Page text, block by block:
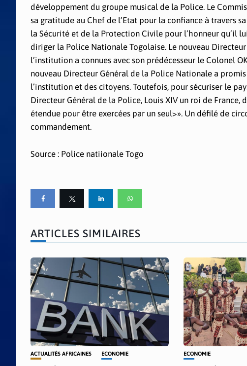
développement du groupe musical de la Police. Le
sa gratitude au Chef de l’Etat pour la confiance à travers
la Sécurité et de la Protection Civile pour l’honneur qu’il
diriger la Police Nationale Togolaise. Le nouveau
l’institution a connues avec son prédécesseur le Colonel
nouveau Directeur Général de la Police Nationale a
l’institution et des citoyens. Toutefois, pour sécuriser le
Directeur Général de la Police, Louis XIV un roi de
étendue pour être exercées par un seul>». Un défilé de
commandement.
Source : Police natiionale Togo
ARTICLES SIMILAIRES
ACTUALITÉS AFRICAINES ECONOMIE ECONOMIE